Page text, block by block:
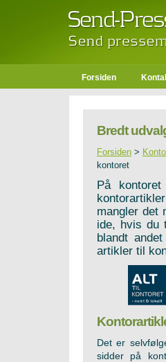
Forsiden
Bredt
Forsiden >
kontoret
På
mangler det
ide, hvis du
blandt
artikler til
Det er
sidder på